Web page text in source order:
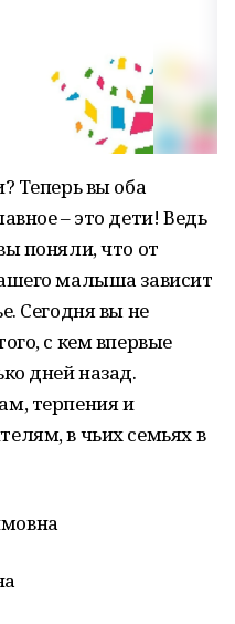
Теперь вы оба
– это дети! Ведь
поняли, что от
малыша зависит
Сегодня вы не
с кем впервые
дней назад.
терпения и
в чьих семьях в